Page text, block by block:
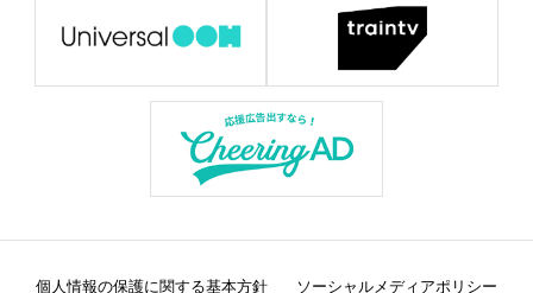
個人情報の保護に関する基本方針 ソーシャルメディアポリシー